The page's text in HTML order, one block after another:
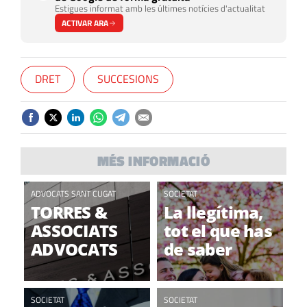
Estigues informat amb les últimes notícies d'actualitat
ACTIVAR ARA
DRET SUCCESIONS
MÉS INFORMACIÓ
ADVOCATS SANT CUGAT
TORRES &
ASSOCIATS
ADVOCATS
SOCIETAT
La llegítima,
tot el que has
de saber
SOCIETAT SOCIETAT